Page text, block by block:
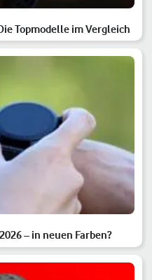
Topmodelle im Vergleich
– in neuen Farben?